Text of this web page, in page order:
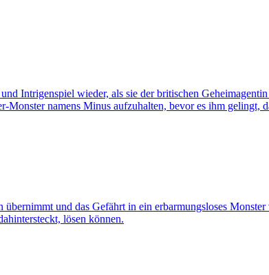
Intrigenspiel wieder, als sie der britischen
namens Minus aufzuhalten, bevor es ihm gelingt,
und das Gefährt in ein erbarmungsloses
lösen können.